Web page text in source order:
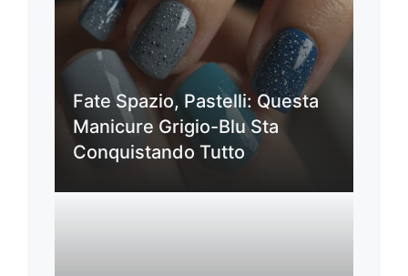
Fate Spazio, Pastelli: Questa
Manicure Grigio-Blu Sta
Conquistando Tutto